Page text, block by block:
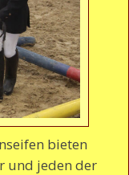
bieten
und jeden der